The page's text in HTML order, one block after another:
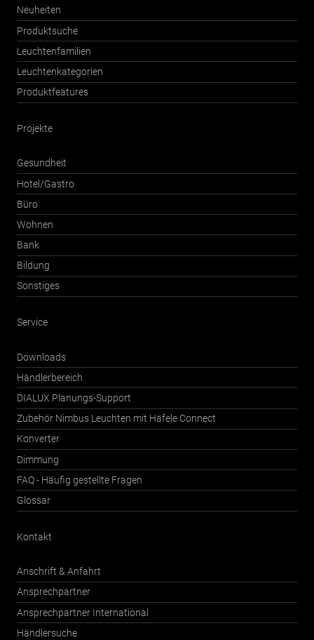
Neuheiten
Produktsuche
Leuchtenfamilien
Leuchtenkategorien
Produktfeatures
Projekte
Gesundheit
Hotel/Gastro
Büro
Wohnen
Bank
Bildung
Sonstiges
Service
Downloads
Händlerbereich
DIALUX Planungs-Support
Zubehör Nimbus Leuchten mit Häfele Connect
Konverter
Dimmung
FAQ - Häufig gestellte Fragen
Glossar
Kontakt
Anschrift & Anfahrt
Ansprechpartner
Ansprechpartner International
Händlersuche